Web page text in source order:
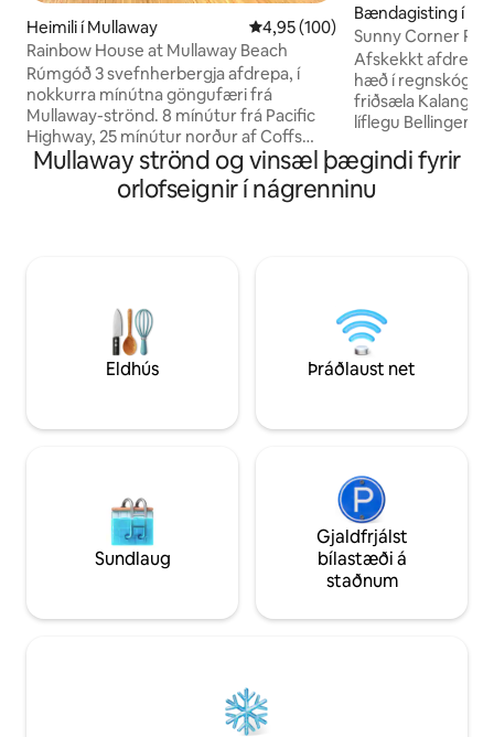
Heimili í Mullaway 4,95 af 5 í meðaleinkunn, 100
4,95 (100)
Rainbow House at Mullaway Beach
Rúmgóð 3 svefnherbergja afdrepa, í
nokkurra mínútna göngufæri frá
Mullaway-strönd. 8 mínútur frá Pacific
Highway, 25 mínútur norður af Coffs
Harbour. Eignin • 1 svefnherbergi með
Super King-rúmi, 2 svefnherbergi með
Queen-rúmi + einfalt fellirúm • Setustofa
framhlutanum með einkainngangi og
útisvæðum. Afturhlutinn er ekki hluti af
gistiaðstöðunni. Við gætum stundum
verið á staðnum og notað annan
Bændagisting í
Sunny Corner
Afskekkt afdrep
hæð í
friðsæla Kalang-
líflegu Bellingen.
slappaðu af í
hafðu það
veturna eða
freyðivíni á
tengjast aftur og
Mullaway strönd og vinsæl þægindi fyrir
orlofseignir í nágrenninu
Eldhús Þráðlaust net
Sundlaug
Gjaldfrjálst
bílastæði á
staðnum